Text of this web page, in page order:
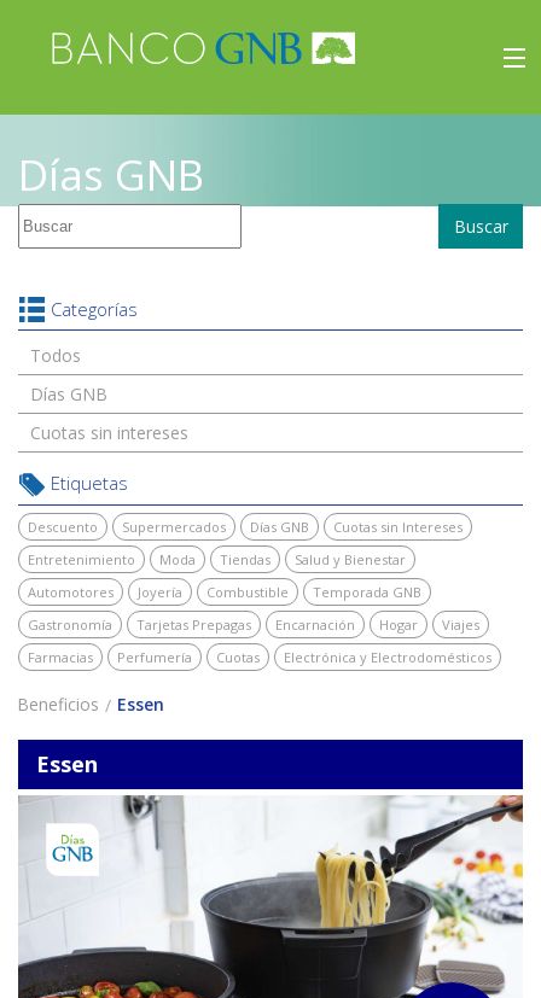
Inicio
Viajes
Días GNB
Buscar
Categorías
Todos
Días GNB
Cuotas sin intereses
Etiquetas
Descuento Supermercados Días GNB
Cuotas sin Intereses
Entretenimiento
Moda Tiendas
Salud y Bienestar
Automotores
Joyería Combustible
Temporada GNB
Gastronomía
Tarjetas Prepagas Encarnación Hogar
Viajes
Farmacias
Perfumería Cuotas Electrónica y Electrodomésticos
Beneficios Essen
Essen